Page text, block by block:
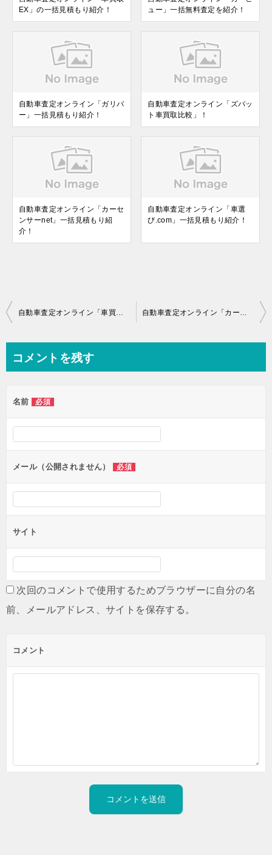
EX」の一括見積もり紹介！
ュー」一括無料査定を紹介！
自動車査定オンライン「ガリバ
ー」一括見積もり紹介！
自動車査定オンライン「ズバッ
ト車買取比較」！
自動車査定オンライン「カーセ
ンサーnet」一括見積もり紹
介！
自動車査定オンライン「車選
び.com」一括見積もり紹介！
投
ビ
ー
シ
ン
自動車査定オンライン「車買取EX」の一括見積もり紹介！ 自動車査定オンライン「カーセンサーnet」一括見積もり紹介！
コメントを残す
名前 必須
メール（公開されません） 必須
サイト
次回のコメントで使用するためブラウザーに自分の名
前、メールアドレス、サイトを保存する。
コメント